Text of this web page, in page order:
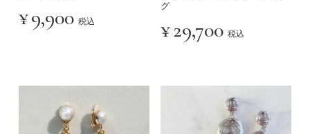
¥9,900 税込
グ
¥29,700 税込